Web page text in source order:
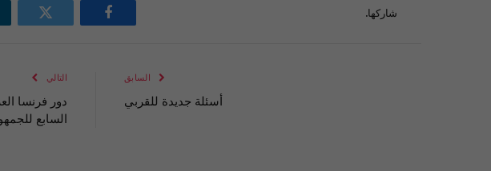
شاركها.
فيسبوك تويتر
السابق
أسئلة جديدة للقربي
التالي
دور فرنسا
السابع